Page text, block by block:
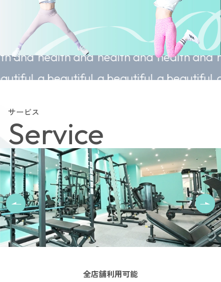
and
beautiful
Sustainable
health and
a beautiful
Sustainable
health and
a beautiful
health
a
サービス
Service
全店舗利用可能